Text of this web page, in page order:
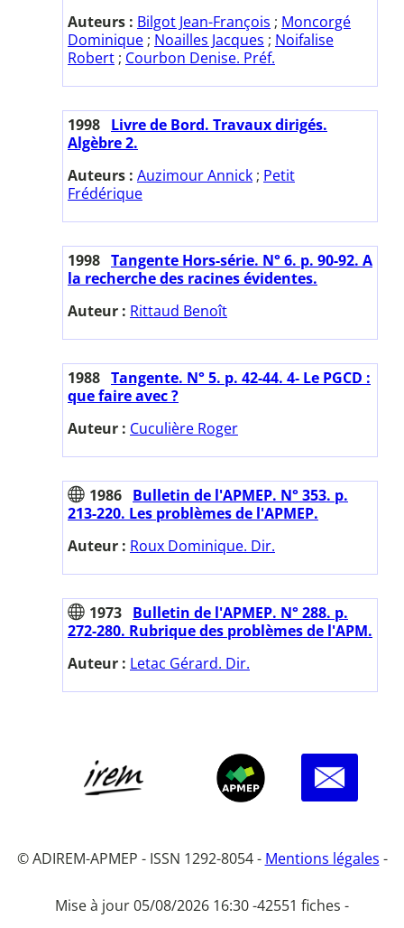
Auteurs : Bilgot Jean-François ; Moncorgé
Dominique ; Noailles Jacques ; Noifalise
Robert ; Courbon Denise. Préf.
1998 Livre de Bord. Travaux dirigés.
Algèbre 2.
Auteurs : Auzimour Annick ; Petit
Frédérique
1998 Tangente Hors-série. N° 6. p. 90-92. A
la recherche des racines évidentes.
Auteur : Rittaud Benoît
1988 Tangente. N° 5. p. 42-44. 4- Le PGCD :
que faire avec ?
Auteur : Cuculière Roger
1986 Bulletin de l'APMEP. N° 353. p.
213-220. Les problèmes de l'APMEP.
Auteur : Roux Dominique. Dir.
1973 Bulletin de l'APMEP. N° 288. p.
272-280. Rubrique des problèmes de l'APM.
Auteur : Letac Gérard. Dir.
© ADIREM-APMEP - ISSN 1292-8054 - Mentions légales -
Mise à jour 05/08/2026 16:30 -42551 fiches -